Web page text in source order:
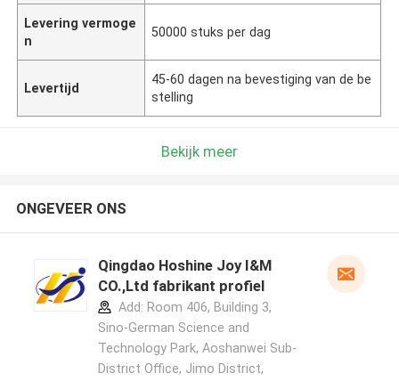
Levering vermoge
n
50000 stuks per dag
Levertijd
45-60 dagen na bevestiging van de be
stelling
Bekijk meer
ONGEVEER ONS
Qingdao Hoshine Joy I&M
CO.,Ltd fabrikant profiel
Add: Room 406, Building 3,
Sino-German Science and
Technology Park, Aoshanwei Sub-
District Office, Jimo District,